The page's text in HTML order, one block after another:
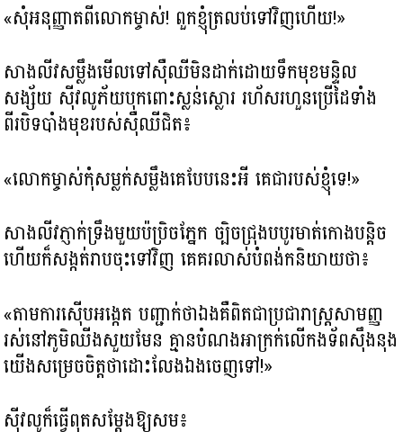
«សុំអនុញ្ញាតពីលោកម្ចាស់! ពួកខ្ញុំត្រលប់ទៅវិញហើយ!»
សាងលីវសម្លឹងមើលទៅស៊ឺឈីមិនដាក់ដោយទឹកមុខមន្ទិល
សង្ស័យ ស៊ីវលូភ័យបុកពោះស្លន់ស្លោរ រហ័សរហួនប្រើដៃទាំង
ពីរបិទបាំងមុខរបស់ស៊ឺឈីជិត៖
«លោកម្ចាស់កុំសម្លក់សម្លឹងគេបែបនេះអី គេជារបស់ខ្ញុំទេ!»
សាងលីវភ្ញាក់ទ្រឹងមួយប៉ប្រិចភ្នែក ច្បិចជ្រុងបបូរមាត់កោងបន្តិច
ហើយក៏សង្កត់រាបចុះទៅវិញ គេគរលាស់បំពង់កនិយាយថា៖
«តាមការស៊ើបអង្កេត បញ្ជាក់ថាឯងគឺពិតជាប្រជារាស្ត្រសាមញ្ញ
រស់នៅភូមិឈីងសួយមែន គ្មានបំណងអាក្រក់លើកងទ័ពស៊ឹងនុង
យើងសម្រេចចិត្តថាដោះលែងឯងចេញទៅ!»
ស៊ីវលូក៏ធ្វើពុតសម្ដែងឱ្យសម៖